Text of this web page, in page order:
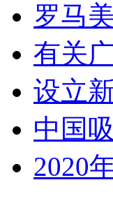
罗马
有关
设立
中国
2020